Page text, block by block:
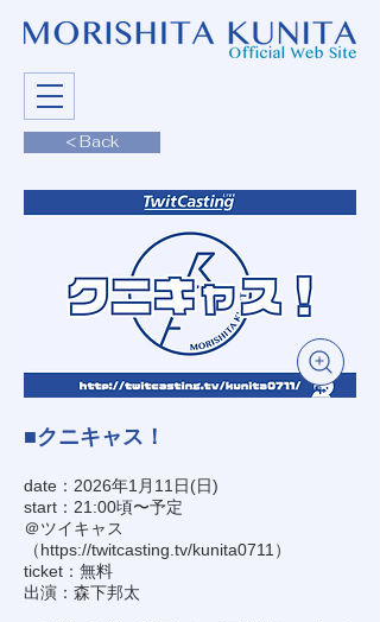
< Back
■クニキャス！
date：2026年1月11日(日)
start：21:00頃〜予定
＠ツイキャス
（https://twitcasting.tv/kunita0711 ）
ticket：無料
出演：森下邦太